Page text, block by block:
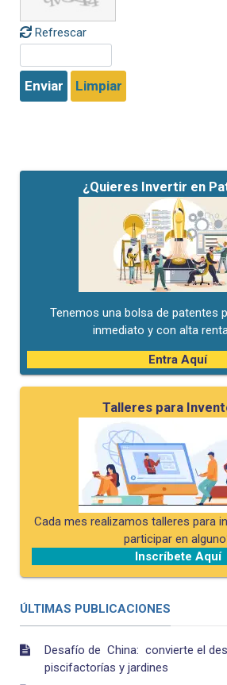
Refrescar
Enviar Limpiar
¿Quieres Invertir en
Tenemos una bolsa de patentes
inmediato y con alta
Entra Aquí
Talleres para
Cada mes realizamos talleres para
participar en
Inscríbete Aquí
ÚLTIMAS PUBLICACIONES
Desafío de China: convierte el
piscifactorías y jardines